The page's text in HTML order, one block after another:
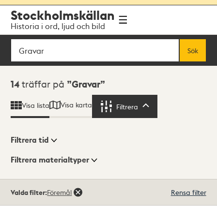
navigationen
huvudinnehållet
Stockholmskällan
Historia i ord, ljud och bild
Sök
Sök
Sökresultat
14 träffar på Gravar
Visa lista Visa karta Filtrera
Visningsläge
Filtrera tid
Filtrera materialtyper
träffar
Valda filter:Föremål Rensa filter